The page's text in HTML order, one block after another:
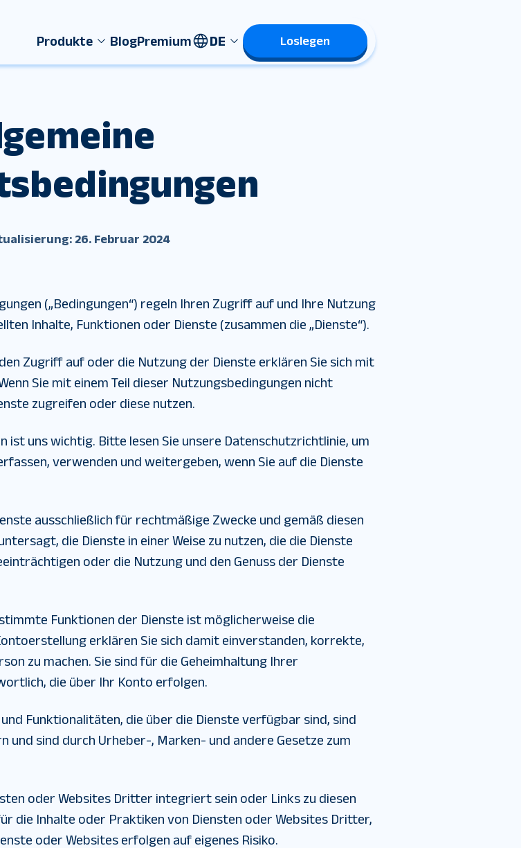
Produkte BlogPremium DE Loslegen
26. Februar 2024
(„Bedingungen“) regeln Ihren Zugriff auf und Ihre Nutzung
Inhalte, Funktionen oder Dienste (zusammen die „Dienste“).
Zugriff auf oder die Nutzung der Dienste erklären Sie sich mit
Sie mit einem Teil dieser Nutzungsbedingungen nicht
zugreifen oder diese nutzen.
ist uns wichtig. Bitte lesen Sie unsere Datenschutzrichtlinie, um
verwenden und weitergeben, wenn Sie auf die Dienste
ausschließlich für rechtmäßige Zwecke und gemäß diesen
die Dienste in einer Weise zu nutzen, die die Dienste
oder die Nutzung und den Genuss der Dienste
Funktionen der Dienste ist möglicherweise die
erklären Sie sich damit einverstanden, korrekte,
zu machen. Sie sind für die Geheimhaltung Ihrer
die über Ihr Konto erfolgen.
Funktionalitäten, die über die Dienste verfügbar sind, sind
und sind durch Urheber-, Marken- und andere Gesetze zum
oder Websites Dritter integriert sein oder Links zu diesen
die Inhalte oder Praktiken von Diensten oder Websites Dritter,
oder Websites erfolgen auf eigenes Risiko.